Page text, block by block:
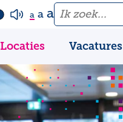
a a a
Locaties Vacatures